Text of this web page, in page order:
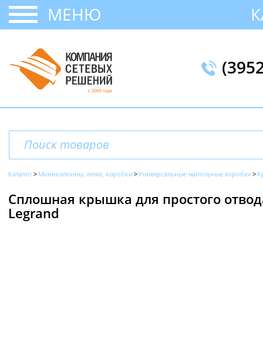
МЕНЮ
Каталог Миниколонны, люки, коробки Универсальные напольные коробки
Сплошная крышка для простого
Legrand